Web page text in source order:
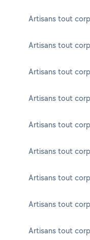
Artisans tout
Artisans tout
Artisans tout
Artisans tout
Artisans tout
Artisans tout
Artisans tout
Artisans tout
Artisans tout